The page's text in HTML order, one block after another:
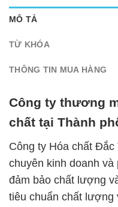
MÔ TẢ
TỪ KHÓA
THÔNG TIN MUA HÀNG
Công ty thương
chất tại Thành
Công ty Hóa chất
chuyên kinh doanh
đảm bảo chất lượng
tiêu chuẩn chất lượng